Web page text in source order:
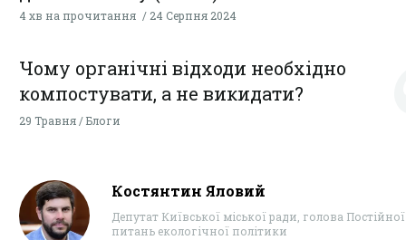
4 хв на прочитання 24 Серпня 2024
Чому органічні відходи необхідно
компостувати, а не викидати?
29 Травня / Блоги
Костянтин Яловий
Депутат Київської міської ради, голова Постійної
питань екологічної політики